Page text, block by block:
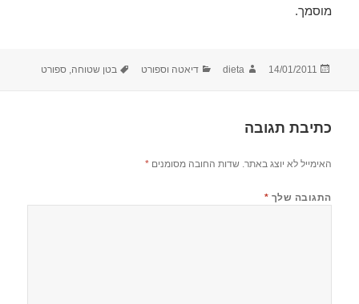
מוסמך.
פורסם
14/01/2011 מחבר
dieta קטגוריות
דיאטה וספורט תגיות
בטן שטוחה,ספורט
כתיבת תגובה
האימייל לא יוצג באתר. שדות החובה מסומנים*
התגובה שלך *